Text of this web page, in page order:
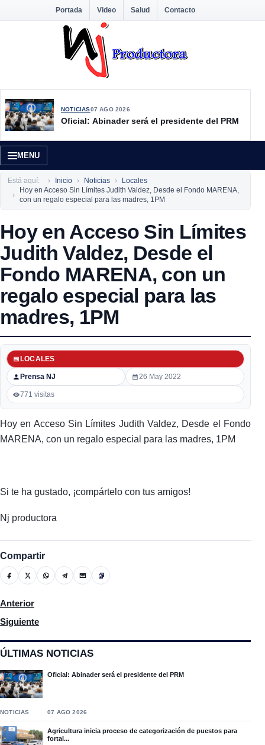
Portada Video Salud Contacto
NOTICIAS07 AGO 2026
Oficial: Abinader será el presidente del PRM
MENU
Está aquí: Inicio Noticias
Locales
Hoy en Acceso Sin Límites Judith Valdez, Desde el Fondo MARENA,
con un regalo especial para las madres, 1PM
ÚLTIMAS NOTICIAS
Oficial: Abinader será el presidente del PRM
NOTICIAS 07 AGO 2026
Agricultura inicia proceso de categorización de puestos para
fortal...
Hoy en Acceso Sin Límites
Judith Valdez, Desde el
Fondo MARENA, con un
regalo especial para las
madres, 1PM
Prensa NJ
LOCALES
26 May 2022
771 visitas
Hoy en Acceso Sin Límites Judith Valdez, Desde el Fondo
MARENA, con un regalo especial para las madres, 1PM
Si te ha gustado, ¡compártelo con tus amigos!
Nj productora
Compartir
Artículo anterior: El Fondo MARENA e INGCOVISA invitan a
Anterior
Artículo siguiente: Audio denuncia – Carretera del Cacique en
Siguiente